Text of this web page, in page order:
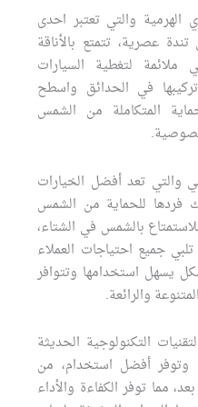
الهرمية والتي تعتبر احدى
عصرية، تتمتع بالأناقة
ملائمة لتغطية السيارات
في الحدائق واسطح
المتكاملة من الشمس
والتي تعد أفضل الخيارات
فردها للحماية من الشمس
بالشمس في الشتاء،
جميع احتياجات العملاء
يسهل استخدامها وتتوافر
والرائعة.
التكنولوجية الحديثة
وتوفر أفضل استخدام، من
مما توفر الكفاءة والأداء